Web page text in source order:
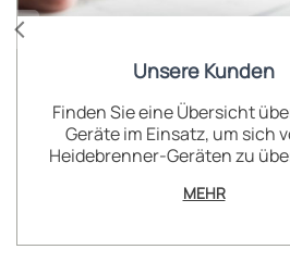
Unsere Kunden
Finden Sie eine Übersicht
Geräte im Einsatz, um sich
Heidebrenner-Geräten zu
MEHR